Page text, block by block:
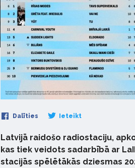
Dalīties Ieteikt
Latvijā raidošo radiostaciju,
kas tiek veidots sadarbībā ar
stacijās spēlētākās dziesmas